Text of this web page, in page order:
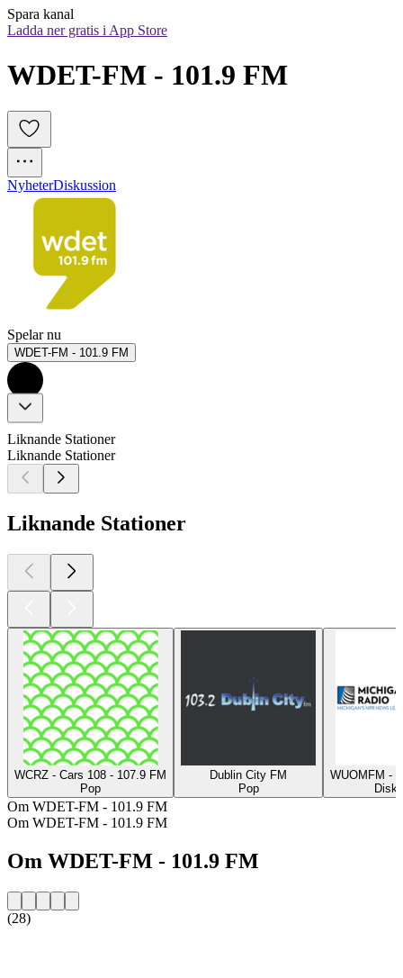
Spara kanal
Ladda ner gratis i App Store
WDET-FM - 101.9 FM
NyheterDiskussion
Spelar nu
WDET-FM - 101.9 FM
Liknande Stationer
Liknande Stationer
Liknande Stationer
WCRZ - Cars 108 - 107.9 FM
Pop
Dublin City FM
Pop
WUOMFM -
Om WDET-FM - 101.9 FM
Om WDET-FM - 101.9 FM
Om WDET-FM - 101.9 FM
(28)